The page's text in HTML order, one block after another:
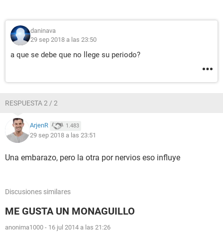
daninava
29 sep 2018 a las 23:50
a que se debe que no llege su periodo?
RESPUESTA 2 / 2
ArjenR 1.483
29 sep 2018 a las 23:51
Una embarazo, pero la otra por nervios eso influye
Discusiones similares
ME GUSTA UN MONAGUILLO
anonima1000 - 16 jul 2014 a las 21:26